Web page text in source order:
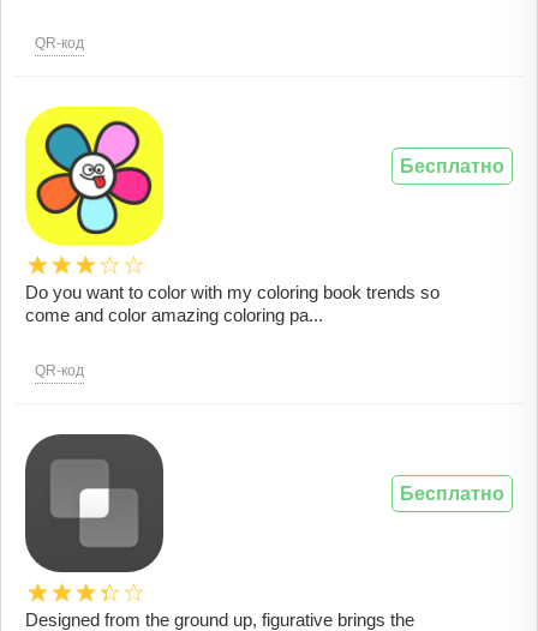
QR-код
Do you want to color with my coloring book trends so
come and color amazing coloring pa...
QR-код
Бесплатно
Designed from the ground up, figurative brings the
Бесплатно